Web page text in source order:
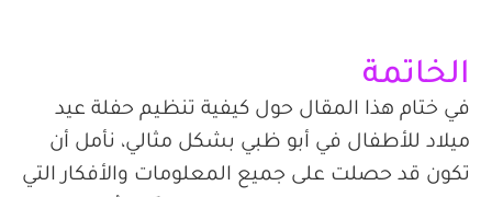
الخاتمة
في ختام هذا المقال حول كيفية تنظيم حفلة عيد
ميلاد للأطفال في أبو ظبي بشكل مثالي، نأمل أن
تكون قد حصلت على جميع المعلومات والأفكار التي